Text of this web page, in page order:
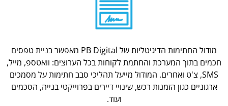
מודול החתימות הדיגיטליות של PB Digital מאפשר בניית טפסים
חכמים בתוך המערכת והחתמת לקוחות בכל הערוצים: וואטספ, מייל,
SMS, צ'ט ואחרים. המודול מייעל תהליכי סבב חתימות על מסמכים
ארגוניים כגון הזמנות רכש, שינויי דיירים בפרוייקטי בנייה, הסכמים
ועוד.